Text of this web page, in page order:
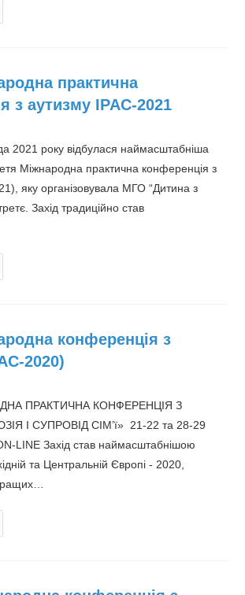
для
потребує
допомоги
практична
з аутизму IPAC-2021
2021 року відбулася наймасштабніша
Міжнародна практична конференція з
яку організовувала МГО “Дитина з
Захід традиційно став
Міжнародна
з
аутизму
2021
конференція з
2020)
ПРАКТИЧНА КОНФЕРЕНЦІЯ З
І СУПРОВІД СІМ’ї» 21-22 та 28-29
LINE Захід став наймасштабнішою
та Центральній Європі - 2020,
Міжнародна